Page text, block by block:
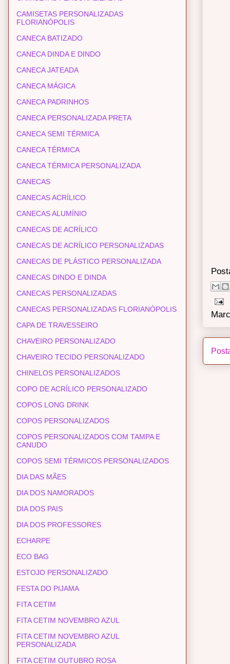
CAMISETAS PERSONALIZADAS
FLORIANÓPOLIS
CANECA BATIZADO
CANECA DINDA E DINDO
CANECA JATEADA
CANECA MÁGICA
CANECA PADRINHOS
CANECA PERSONALIZADA PRETA
CANECA SEMI TÉRMICA
CANECA TÉRMICA
CANECA TÉRMICA PERSONALIZADA
CANECAS
CANECAS ACRÍLICO
CANECAS ALUMÍNIO
CANECAS DE ACRÍLICO
CANECAS DE ACRÍLICO PERSONALIZADAS
CANECAS DE PLÁSTICO PERSONALIZADA
CANECAS DINDO E DINDA
CANECAS PERSONALIZADAS
CANECAS PERSONALIZADAS FLORIANÓPOLIS
CAPA DE TRAVESSEIRO
CHAVEIRO PERSONALIZADO
CHAVEIRO TECIDO PERSONALIZADO
CHINELOS PERSONALIZADOS
COPO DE ACRÍLICO PERSONALIZADO
COPOS LONG DRINK
COPOS PERSONALIZADOS
COPOS PERSONALIZADOS COM TAMPA E
CANUDO
COPOS SEMI TÉRMICOS PERSONALIZADOS
DIA DAS MÃES
DIA DOS NAMORADOS
DIA DOS PAIS
DIA DOS PROFESSORES
ECHARPE
ECO BAG
ESTOJO PERSONALIZADO
FESTA DO PIJAMA
FITA CETIM
FITA CETIM NOVEMBRO AZUL
FITA CETIM NOVEMBRO AZUL
PERSONALIZADA
FITA CETIM OUTUBRO ROSA